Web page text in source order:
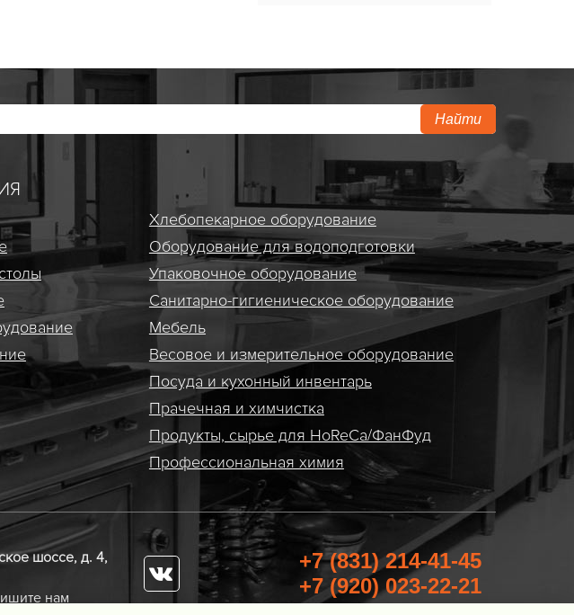
Найти
Хлебопекарное оборудование
Оборудование для водоподготовки
Упаковочное оборудование
Санитарно-гигиеническое оборудование
Мебель
Весовое и измерительное оборудование
Посуда и кухонный инвентарь
Прачечная и химчистка
Продукты, сырье для HoReCa/ФанФуд
Профессиональная химия
шоссе, д. 4,
нам
+7 (831) 214-41-45
+7 (920) 023-22-21